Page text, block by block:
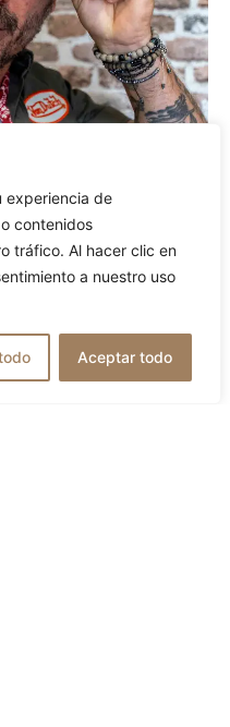
experiencia de
contenidos
tráfico. Al hacer clic en
a nuestro uso
Aceptar todo
Beige
€
€